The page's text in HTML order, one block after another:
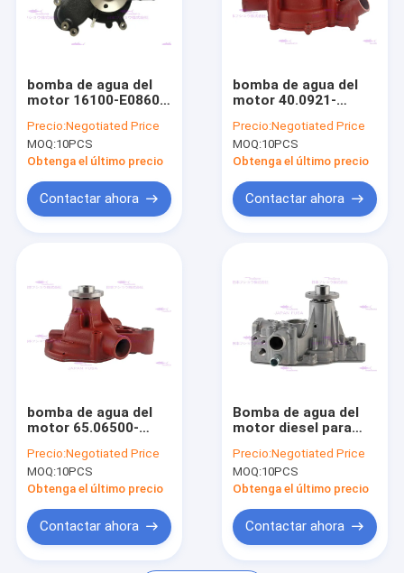
VR Show
Sobre nosotros
Contacto
Solicitar una cotización
bomba de agua del
motor 16100-E0860
Precio:Negotiated Price
MOQ:10PCS
Obtenga el último precio
Contactar ahora
bomba de agua del
motor 40.0921-
DE12T
Precio:Negotiated Price
MOQ:10PCS
Obtenga el último precio
Contactar ahora
bomba de agua del
motor 65.06500-
D1146 DE08T
Precio:Negotiated Price
MOQ:10PCS
Obtenga el último precio
Contactar ahora
Bomba de agua del
motor diesel para
87311148-0
Precio:Negotiated Price
MOQ:10PCS
Obtenga el último precio
Contactar ahora